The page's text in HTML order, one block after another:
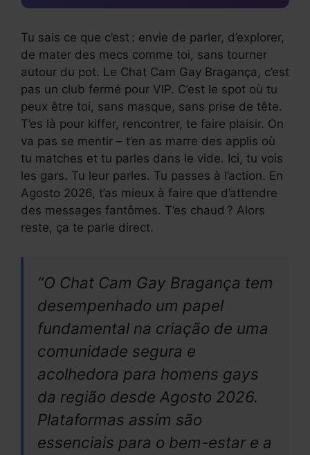
Tu sais ce que c’est : envie de parler, d’explorer,
de mater des mecs comme toi, sans tourner
autour du pot. Le Chat Cam Gay Bragança, c’est
pas un club fermé pour VIP. C’est le spot où tu
peux être toi, sans masque, sans prise de tête.
T’es là pour kiffer, rencontrer, te faire plaisir. On
va pas se mentir – t’en as marre des applis où
tu matches et tu parles dans le vide. Ici, tu vois
les gars. Tu leur parles. Tu passes à l’action. En
Agosto 2026, t’as mieux à faire que d’attendre
des messages fantômes. T’es chaud ? Alors
reste, ça te parle direct.
“O Chat Cam Gay Bragança tem
desempenhado um papel
fundamental na criação de uma
comunidade segura e
acolhedora para homens gays
da região desde Agosto 2026.
Plataformas assim são
essenciais para o bem-estar e a